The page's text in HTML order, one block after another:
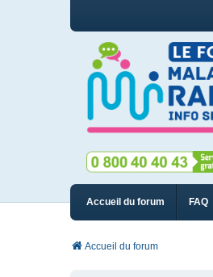
Accueil du forum FAQ
Accueil du forum